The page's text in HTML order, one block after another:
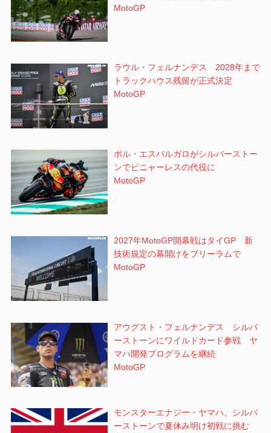
MotoGP
ラウル・フェルナンデス 2028年まで
トラックハウス残留が正式決定
MotoGP
ポル・エスパルガロがシルバーストー
ンでビニャーレスの代役に
MotoGP
2027年MotoGP開幕戦はタイGP 新
技術規定の幕開けをブリーラムで
MotoGP
アウグスト・フェルナンデス シルバ
ーストーンにワイルドカード参戦 ヤ
マハ開発プログラムを継続
MotoGP
モンスターエナジー・ヤマハ、シルバ
ーストーンで夏休み明け初戦に挑む